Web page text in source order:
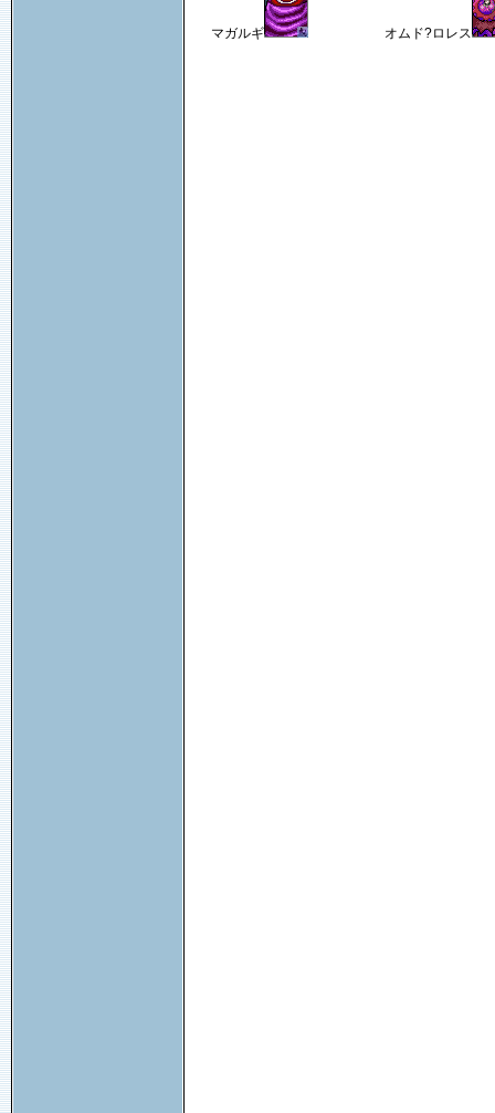
マガルギ オムド?ロレス